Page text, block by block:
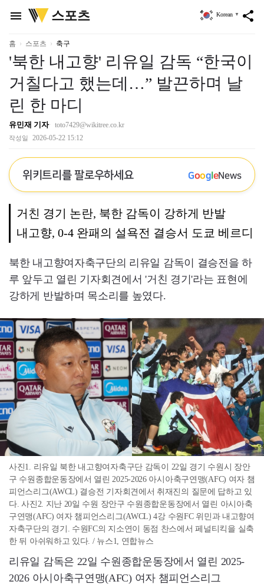
menu
위
키
리
스포츠 share
Korean ▼
홈 스포츠 축구
'북한 내고향' 리유일 감독 “한국이
거칠다고 했는데…” 발끈하며 날
린 한 마디
유민재 기자 toto7429@wikitree.co.kr
작성일 2026-05-22 15:12
위키트리를 팔로우하세요 GoogleNews
거친 경기 논란, 북한 감독이 강하게 반발
내고향, 0-4 완패의 설욕전 결승서 도쿄 베르디
북한 내고향여자축구단의 리유일 감독이 결승전을 하
루 앞두고 열린 기자회견에서 '거친 경기'라는 표현에
강하게 반발하며 목소리를 높였다.
사진1. 리유일 북한 내고향여자축구단 감독이 22일 경기 수원시 장안
구 수원종합운동장에서 열린 2025-2026 아시아축구연맹(AFC) 여자 챔
피언스리그(AWCL) 결승전 기자회견에서 취재진의 질문에 답하고 있
다. 사진2. 지난 20일 수원 장안구 수원종합운동장에서 열린 아시아축
구연맹(AFC) 여자 챔피언스리그(AWCL) 4강 수원FC 위민과 내고향여
자축구단의 경기. 수원FC의 지소연이 동점 찬스에서 페널티킥을 실축
한 뒤 아쉬워하고 있다. / 뉴스1, 연합뉴스
리유일 감독은 22일 수원종합운동장에서 열린 2025-
2026 아시아축구연맹(AFC) 여자 챔피언스리그